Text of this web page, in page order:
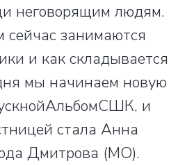
неговорящим людям.
сейчас занимаются
и как складывается
мы начинаем новую
и
стала Анна
Дмитрова (МО).